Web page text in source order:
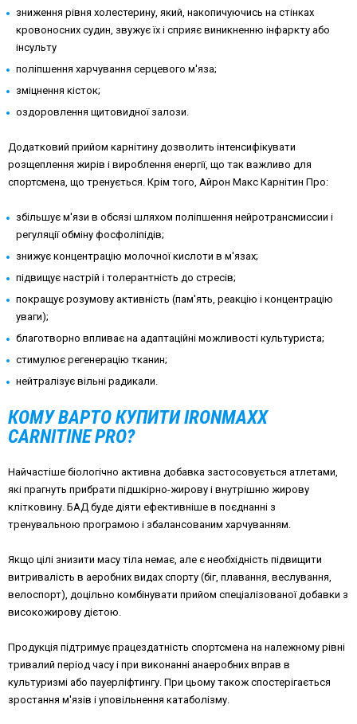
зниження рівня холестерину, який, накопичуючись на стінках
кровоносних судин, звужує їх і сприяє виникненню інфаркту або
інсульту
поліпшення харчування серцевого м'яза;
зміцнення кісток;
оздоровлення щитовидної залози.
Додатковий прийом карнітину дозволить інтенсифікувати
розщеплення жирів і вироблення енергії, що так важливо для
спортсмена, що тренується. Крім того, Айрон Макс Карнітин Про:
збільшує м'язи в обсязі шляхом поліпшення нейротрансмиссии і
регуляції обміну фосфоліпідів;
знижує концентрацію молочної кислоти в м'язах;
підвищує настрій і толерантність до стресів;
покращує розумову активність (пам'ять, реакцію і концентрацію
уваги);
благотворно впливає на адаптаційні можливості культуриста;
стимулює регенерацію тканин;
нейтралізує вільні радикали.
КОМУ ВАРТО КУПИТИ IRONMAXX
CARNITINE PRO?
Найчастіше біологічно активна добавка застосовується атлетами,
які прагнуть прибрати підшкірно-жирову і внутрішню жирову
клітковину. БАД буде діяти ефективніше в поєднанні з
тренувальною програмою і збалансованим харчуванням.
Якщо цілі знизити масу тіла немає, але є необхідність підвищити
витривалість в аеробних видах спорту (біг, плавання, веслування,
велоспорт), доцільно комбінувати прийом спеціалізованої добавки з
високожирову дієтою.
Продукція підтримує працездатність спортсмена на належному рівні
тривалий період часу і при виконанні анаеробних вправ в
культуризмі або пауерліфтингу. При цьому також спостерігається
зростання м'язів і уповільнення катаболізму.